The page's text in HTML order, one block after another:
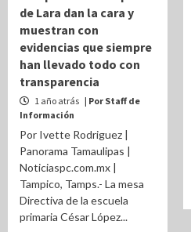
de Lara dan la cara y
muestran con
evidencias que siempre
han llevado todo con
transparencia
1 año atrás | Por Staff de
Información
Por Ivette Rodriguez |
Panorama Tamaulipas |
Noticiaspc.com.mx |
Tampico, Tamps.- La mesa
Directiva de la escuela
primaria César López...